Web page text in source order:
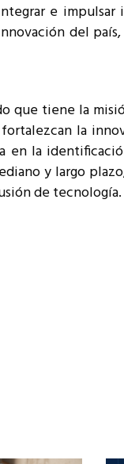
e
del
que tiene la
la
en la
y largo
de tecnología.